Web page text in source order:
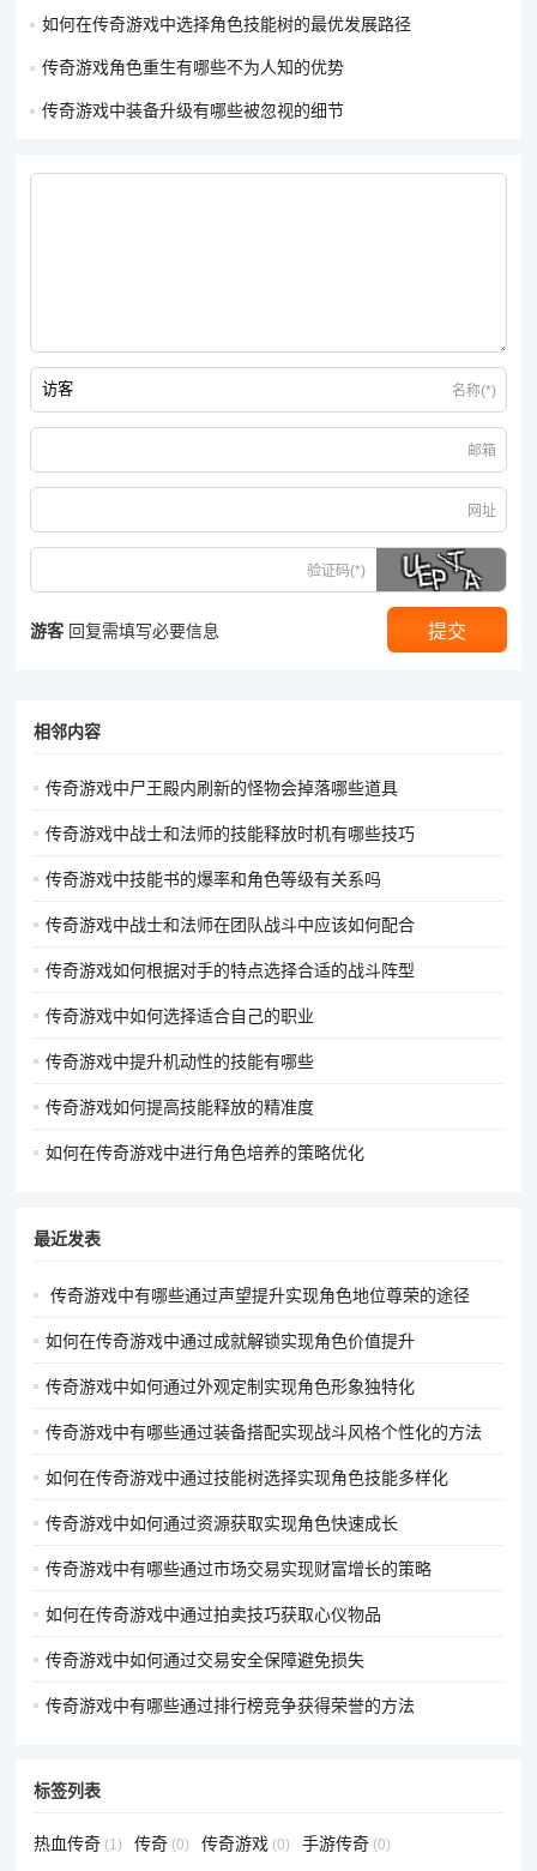
如何在传奇游戏中选择角色技能树的最优发展路径
传奇游戏角色重生有哪些不为人知的优势
传奇游戏中装备升级有哪些被忽视的细节
名称(*)
邮箱
网址
验证码(*)
游客 回复需填写必要信息
相邻内容
传奇游戏中尸王殿内刷新的怪物会掉落哪些道具
传奇游戏中战士和法师的技能释放时机有哪些技巧
传奇游戏中技能书的爆率和角色等级有关系吗
传奇游戏中战士和法师在团队战斗中应该如何配合
传奇游戏如何根据对手的特点选择合适的战斗阵型
传奇游戏中如何选择适合自己的职业
传奇游戏中提升机动性的技能有哪些
传奇游戏如何提高技能释放的精准度
如何在传奇游戏中进行角色培养的策略优化
最近发表
传奇游戏中有哪些通过声望提升实现角色地位尊荣的途径
如何在传奇游戏中通过成就解锁实现角色价值提升
传奇游戏中如何通过外观定制实现角色形象独特化
传奇游戏中有哪些通过装备搭配实现战斗风格个性化的方法
如何在传奇游戏中通过技能树选择实现角色技能多样化
传奇游戏中如何通过资源获取实现角色快速成长
传奇游戏中有哪些通过市场交易实现财富增长的策略
如何在传奇游戏中通过拍卖技巧获取心仪物品
传奇游戏中如何通过交易安全保障避免损失
传奇游戏中有哪些通过排行榜竞争获得荣誉的方法
标签列表
热血传奇 (1) 传奇 (0) 传奇游戏 (0) 手游传奇 (0)